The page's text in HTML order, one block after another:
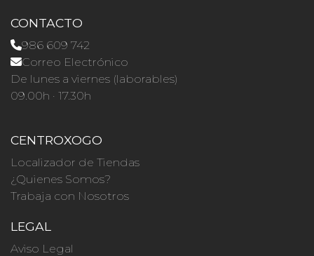
CONTACTO
986 609 742
Correo Electrónico
De lunes a viernes (laborables)
09.00h · 17.30h
CENTROXOGO
Localizador de Tiendas
¿Quienes Somos?
Trabaja con Nosotros
LEGAL
Aviso Legal